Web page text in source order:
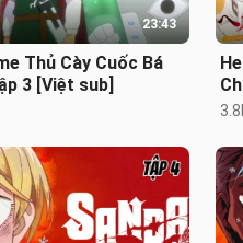
23:43
Thủ Cày Cuốc Bá
3 [Việt sub]